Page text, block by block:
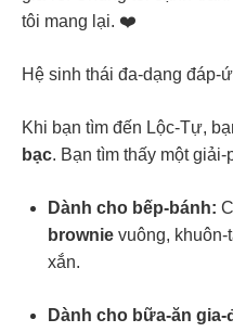
tôi mang lại. ❤️
Hệ sinh thái đa-dạng đáp-
Khi bạn tìm đến Lộc-Tự,
bạc. Bạn tìm thấy một
Dành cho bếp-bánh:
brownie vuông, khuôn-
xắn.
Dành cho bữa-ăn gia-